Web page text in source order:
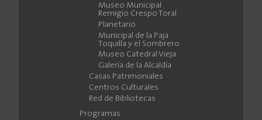
Museo Municipal
Remigio Crespo Toral
Planetario
Municipal de la Paja
Toquilla y el Sombrero
Museo Catedral Vieja
Galería de la Alcaldía
Casas Patrimoniales
Centros Culturales
Red de Bibliotecas
Programas